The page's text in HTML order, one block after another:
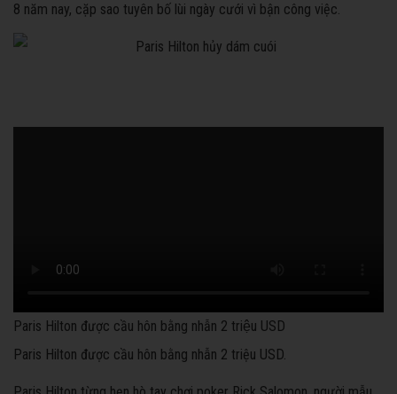
8 năm nay, cặp sao tuyên bố lùi ngày cưới vì bận công việc.
Paris Hilton được cầu hôn bằng nhẫn 2 triệu USD
Paris Hilton được cầu hôn bằng nhẫn 2 triệu USD.